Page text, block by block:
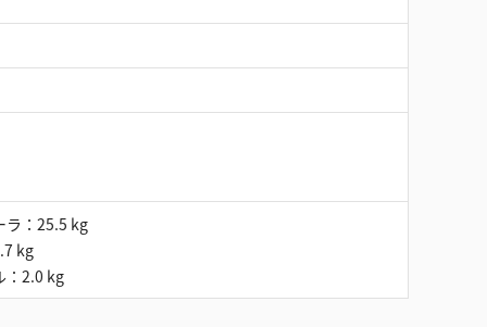
ラ：25.5 kg
kg
：2.0 kg